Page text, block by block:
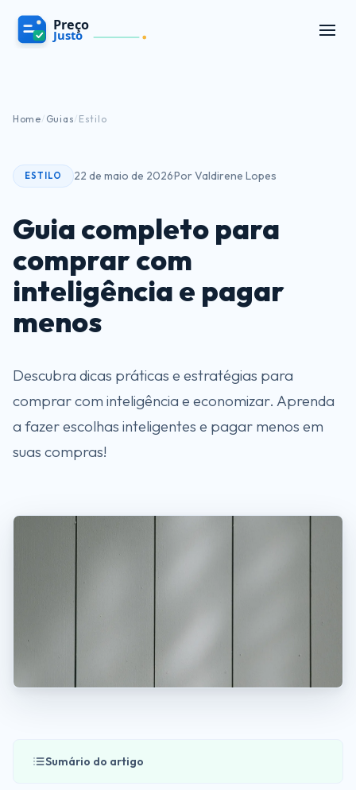
Home/ Guias/ Estilo
ESTILO 22 de maio de 2026·Por Valdirene Lopes
Guia completo para
comprar com
inteligência e pagar
menos
Descubra dicas práticas e estratégias para
comprar com inteligência e economizar. Aprenda
a fazer escolhas inteligentes e pagar menos em
suas compras!
Sumário do artigo